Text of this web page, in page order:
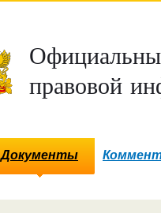
правовой
Документы